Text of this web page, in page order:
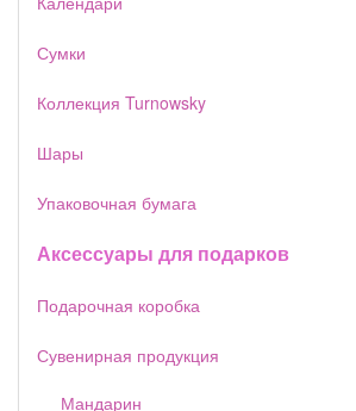
Сумки
Коллекция Turnowsky
Шары
Упаковочная бумага
Аксессуары для подарков
Подарочная коробка
Сувенирная продукция
Мандарин